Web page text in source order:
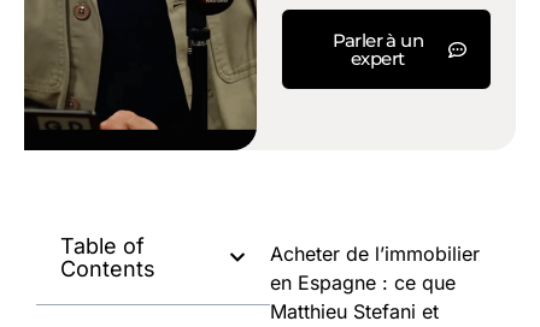
Parler à un
expert
Table of
Contents
Acheter de l’immobilier
en Espagne : ce que
Matthieu Stefani et